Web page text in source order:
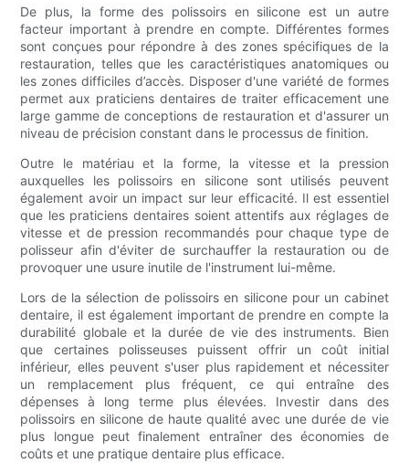
De plus, la forme des polissoirs en silicone est un autre
facteur important à prendre en compte. Différentes formes
sont conçues pour répondre à des zones spécifiques de la
restauration, telles que les caractéristiques anatomiques ou
les zones difficiles d’accès. Disposer d'une variété de formes
permet aux praticiens dentaires de traiter efficacement une
large gamme de conceptions de restauration et d'assurer un
niveau de précision constant dans le processus de finition.
Outre le matériau et la forme, la vitesse et la pression
auxquelles les polissoirs en silicone sont utilisés peuvent
également avoir un impact sur leur efficacité. Il est essentiel
que les praticiens dentaires soient attentifs aux réglages de
vitesse et de pression recommandés pour chaque type de
polisseur afin d'éviter de surchauffer la restauration ou de
provoquer une usure inutile de l'instrument lui-même.
Lors de la sélection de polissoirs en silicone pour un cabinet
dentaire, il est également important de prendre en compte la
durabilité globale et la durée de vie des instruments. Bien
que certaines polisseuses puissent offrir un coût initial
inférieur, elles peuvent s'user plus rapidement et nécessiter
un remplacement plus fréquent, ce qui entraîne des
dépenses à long terme plus élevées. Investir dans des
polissoirs en silicone de haute qualité avec une durée de vie
plus longue peut finalement entraîner des économies de
coûts et une pratique dentaire plus efficace.